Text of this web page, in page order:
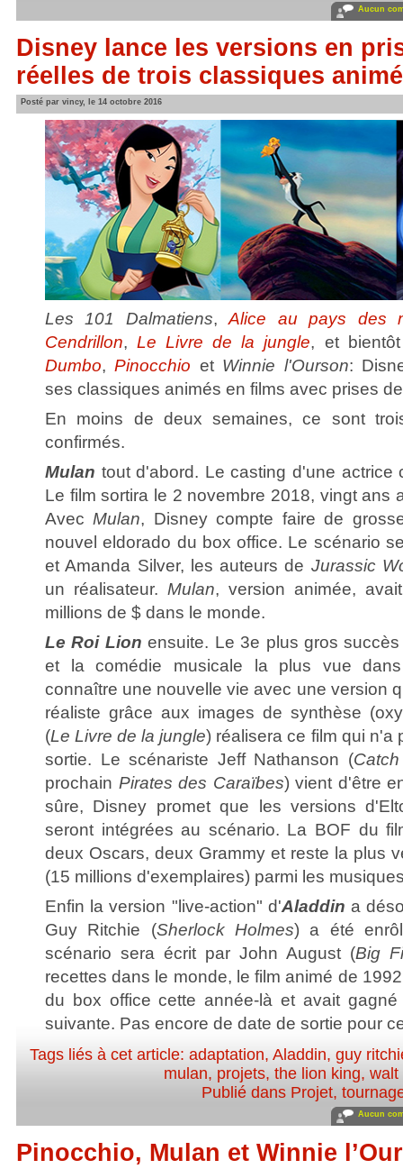
Aucun
Disney lance les versions en
réelles de trois classiques
Posté par vincy, le 14 octobre 2016
Les 101 Dalmatiens,Alice au pays des
Cendrillon,Le Livre de la jungle, et
Dumbo,Pinocchio et Winnie l'Ourson:
ses classiques animés en films avec prises
En moins de deux semaines, ce sont
confirmés.
Mulan tout d'abord. Le casting d'une actrice
Le film sortira le 2 novembre 2018, vingt ans
AvecMulan, Disney compte faire de
nouvel eldorado du box office. Le scénario
et Amanda Silver, les auteurs de Jurassic
un réalisateur. Mulan, version animée,
millions de $ dans le monde.
Le Roi Lion ensuite. Le 3e plus gros
et la comédie musicale la plus vue
connaître une nouvelle vie avec une version
réaliste grâce aux images de synthèse
(Le Livre de la jungle) réalisera ce film qui n'a
sortie. Le scénariste Jeff Nathanson (
prochain Pirates des Caraïbes) vient d'être
sûre, Disney promet que les versions
seront intégrées au scénario. La BOF du
deux Oscars, deux Grammy et reste la plus
(15 millions d'exemplaires) parmi les
Enfin la version "live-action" d'Aladdin a
Guy Ritchie (Sherlock Holmes) a été
scénario sera écrit par John August (Big
recettes dans le monde, le film animé de
du box office cette année-là et avait
suivante. Pas encore de date de sortie pour
Tags liés à cet article:adaptation,Aladdin,guy
mulan, projets, the lion king, walt
Publié dans Projet,
Aucun
Pinocchio, Mulan et Winnie